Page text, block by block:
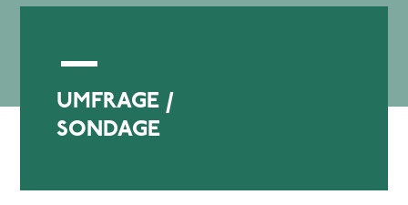
UMFRAGE /
SONDAGE